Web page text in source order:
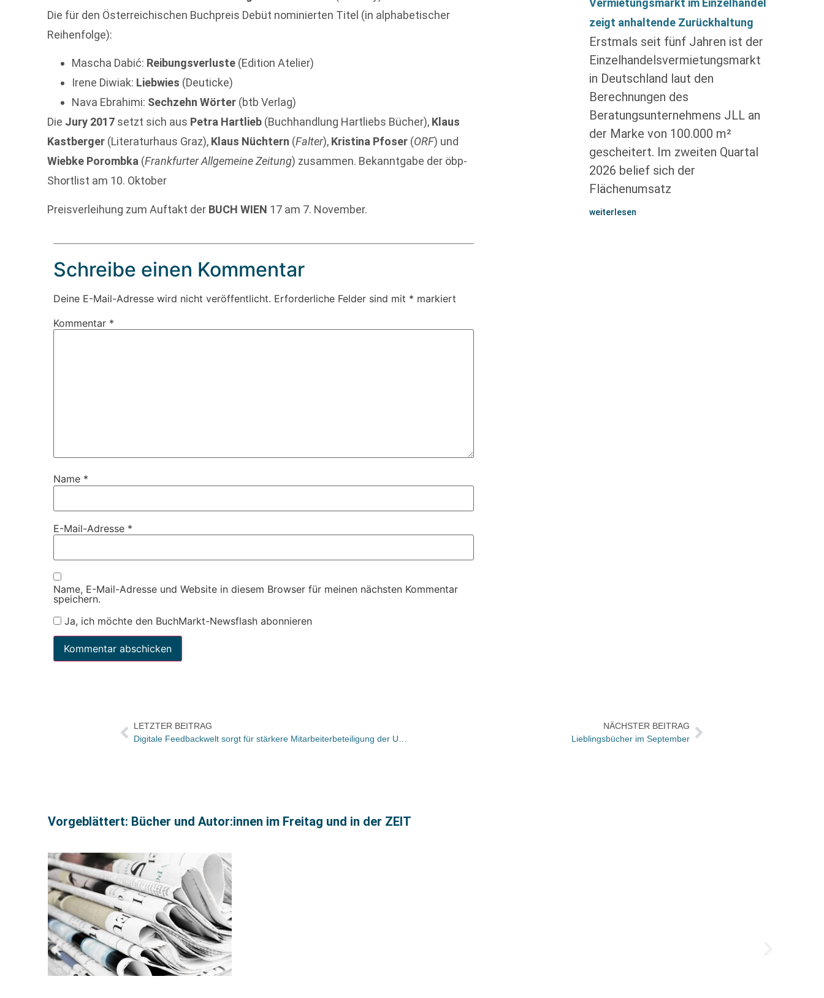
Die für den Österreichischen Buchpreis Debüt nominierten Titel (in alphabetischer
Reihenfolge):
Mascha Dabić: Reibungsverluste (Edition Atelier)
Irene Diwiak: Liebwies (Deuticke)
Nava Ebrahimi: Sechzehn Wörter (btb Verlag)
Die Jury 2017 setzt sich aus Petra Hartlieb (Buchhandlung Hartliebs Bücher), Klaus
Kastberger (Literaturhaus Graz), Klaus Nüchtern (Falter), Kristina Pfoser (ORF) und
Wiebke Porombka (Frankfurter Allgemeine Zeitung) zusammen. Bekanntgabe der öbp-
Shortlist am 10. Oktober
Preisverleihung zum Auftakt der BUCH WIEN 17 am 7. November.
Schreibe einen Kommentar
Deine E-Mail-Adresse wird nicht veröffentlicht. Erforderliche Felder sind mit * markiert
Kommentar *
Name *
E-Mail-Adresse *
Name, E-Mail-Adresse und Website in diesem Browser für meinen nächsten Kommentar
speichern.
Ja, ich möchte den BuchMarkt-Newsflash abonnieren
Vermietungsmarkt im Einzelhandel
zeigt anhaltende Zurückhaltung
Erstmals seit fünf Jahren ist der
Einzelhandelsvermietungsmarkt
in Deutschland laut den
Berechnungen des
Beratungsunternehmens JLL an
der Marke von 100.000 m²
gescheitert. Im zweiten Quartal
2026 belief sich der
Flächenumsatz
weiterlesen
LETZTER BEITRAG
NÄCHSTER BEITRAG
Lieblingsbücher im September
Vorgeblättert: Bücher und Autor:innen im Freitag und in der ZEIT